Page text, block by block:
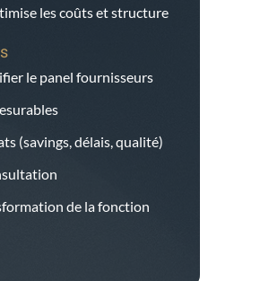
les coûts et structure
le panel fournisseurs
(savings, délais, qualité)
de la fonction